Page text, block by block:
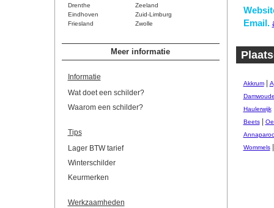
Drenthe
Zeeland
Eindhoven
Zuid-Limburg
Friesland
Zwolle
Meer informatie
Informatie
Wat doet een schilder?
Waarom een schilder?
Tips
Lager BTW tarief
Winterschilder
Keurmerken
Werkzaamheden
Email.
Akkrum|
Haulerwijk
Beets|
Wommels